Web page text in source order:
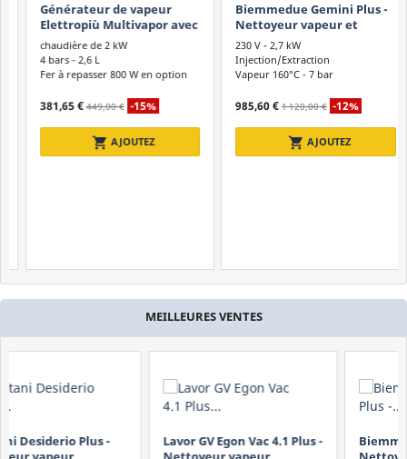
Prix
de 0 à plus de 2000 €
DEVIS INCLUS
Puissance Absorbée
Chaudière au fioul
Chaudière Inox
Corps en inox
ELIMINE LES FILTRES
Générateur de vapeur
Elettropiù Multivapor avec
chaudière en acier
inoxydable
chaudière de 2 kW
4 bars - 2,6 L
Fer à repasser 800 W en option
381,65 € 449,00 € -15%
shopping_cartAJOUTEZ
Biemmedue Gemini Plus -
Nettoyeur vapeur et
aspirateur professionnel
230 V - 2,7 kW
Injection/Extraction
Vapeur 160°C - 7 bar
985,60 € 1 120,00 € -12%
shopping_cartAJOUTEZ
MEILLEURES VENTES
Lavor GV Egon Vac 4.1 Plus -
Biemmedue Gemini Plus -